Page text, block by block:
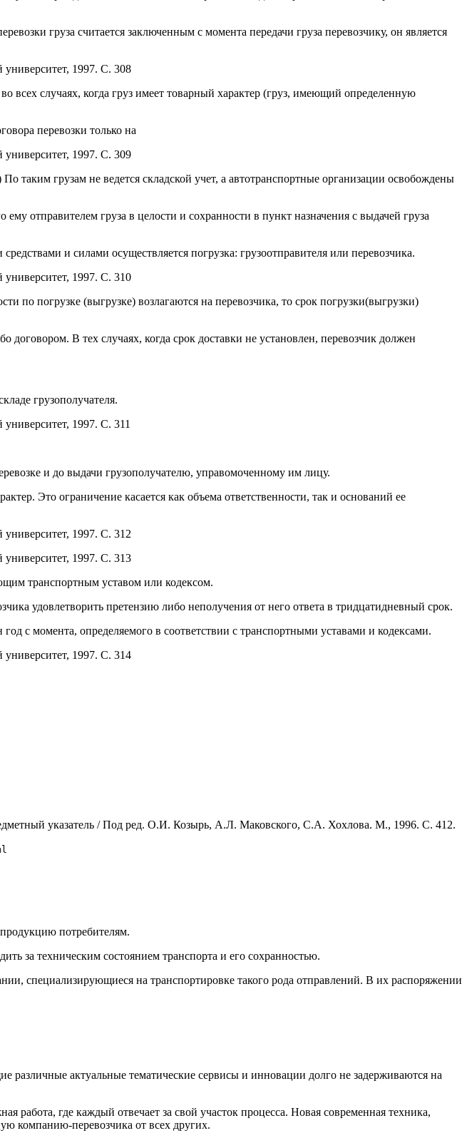
груза считается заключенным с момента передачи груза перевозчику, он является
1997. С. 308
всех случаях, когда груз имеет товарный характер (груз, имеющий определенную
перевозки только на
1997. С. 309
таким грузам не ведется складской учет, а автотранспортные организации освобождены
ему отправителем груза в целости и сохранности в пункт назначения с выдачей груза
и силами осуществляется погрузка: грузоотправителя или перевозчика.
1997. С. 310
по погрузке (выгрузке) возлагаются на перевозчика, то срок погрузки(выгрузки)
В тех случаях, когда срок доставки не установлен, перевозчик должен
грузополучателя.
1997. С. 311
и до выдачи грузополучателю, управомоченному им лицу.
Это ограничение касается как объема ответственности, так и оснований ее
1997. С. 312
1997. С. 313
транспортным уставом или кодексом.
удовлетворить претензию либо неполучения от него ответа в тридцатидневный срок.
с момента, определяемого в соответствии с транспортными уставами и кодексами.
1997. С. 314
указатель / Под ред. О.И. Козырь, А.Л. Маковского, С.А. Хохлова. М., 1996. С. 412.
потребителям.
за техническим состоянием транспорта и его сохранностью.
специализирующиеся на транспортировке такого рода отправлений. В их распоряжении
актуальные тематические сервисы и инновации долго не задерживаются на
работа, где каждый отвечает за свой участок процесса. Новая современная техника,
компанию-перевозчика от всех других.